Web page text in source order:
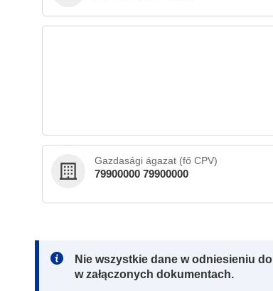
Gazdasági ágazat (fő CPV)
79900000 79900000
Note:
Nie wszystkie dane w odniesieniu
w załączonych dokumentach.